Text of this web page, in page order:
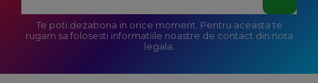
Te poti dezabona in orice moment. Pentru aceasta te
rugam sa folosesti informatiile noastre de contact din nota
legala.